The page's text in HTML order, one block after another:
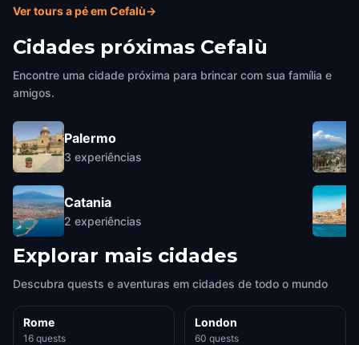
Ver tours a pé em Cefalù→
Cidades próximas Cefalù
Encontre uma cidade próxima para brincar com sua família e
amigos.
Palermo
3 experiências
Catania
2 experiências
Explorar mais cidades
Descubra quests e aventuras em cidades de todo o mundo
Rome
16 quests
London
60 quests